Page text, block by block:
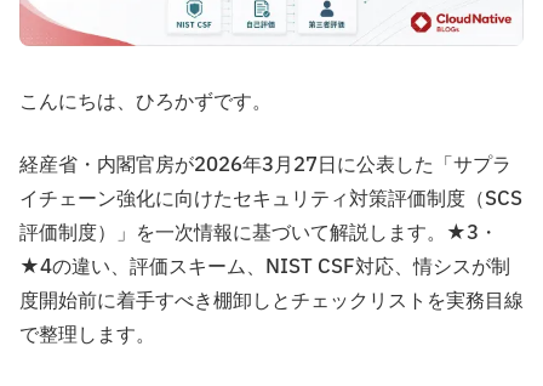
こんにちは、ひろかずです。
経産省・内閣官房が2026年3月27日に公表した「サプラ
イチェーン強化に向けたセキュリティ対策評価制度（SCS
評価制度）」を一次情報に基づいて解説します。★3・
★4の違い、評価スキーム、NIST CSF対応、情シスが制
度開始前に着手すべき棚卸しとチェックリストを実務目線
で整理します。